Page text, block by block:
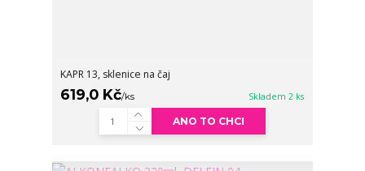
KAPR 13, sklenice na čaj
619,0 Kč/ks Skladem 2 ks
ANO TO CHCI